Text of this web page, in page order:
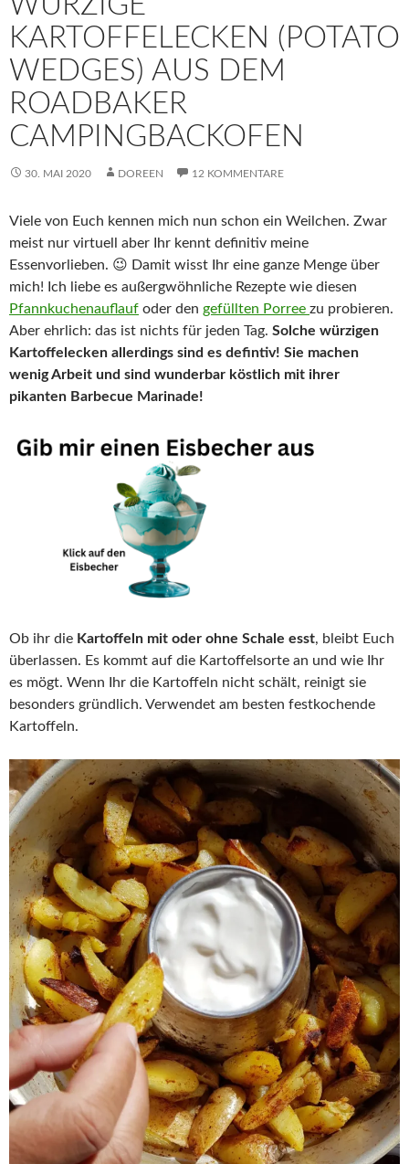
KARTOFFELECKEN (POTATO
WEDGES) AUS DEM
ROADBAKER
CAMPINGBACKOFEN
30. MAI 2020 DOREEN 12 KOMMENTARE
Viele von Euch kennen mich nun schon ein Weilchen. Zwar
meist nur virtuell aber Ihr kennt definitiv meine
Essenvorlieben. 😉 Damit wisst Ihr eine ganze Menge über
mich! Ich liebe es außergwöhnliche Rezepte wie diesen
Pfannkuchenauflauf oder den gefüllten Porree zu probieren.
Aber ehrlich: das ist nichts für jeden Tag. Solche würzigen
Kartoffelecken allerdings sind es defintiv! Sie machen
wenig Arbeit und sind wunderbar köstlich mit ihrer
pikanten Barbecue Marinade!
Ob ihr die Kartoffeln mit oder ohne Schale esst, bleibt Euch
überlassen. Es kommt auf die Kartoffelsorte an und wie Ihr
es mögt. Wenn Ihr die Kartoffeln nicht schält, reinigt sie
besonders gründlich. Verwendet am besten festkochende
Kartoffeln.